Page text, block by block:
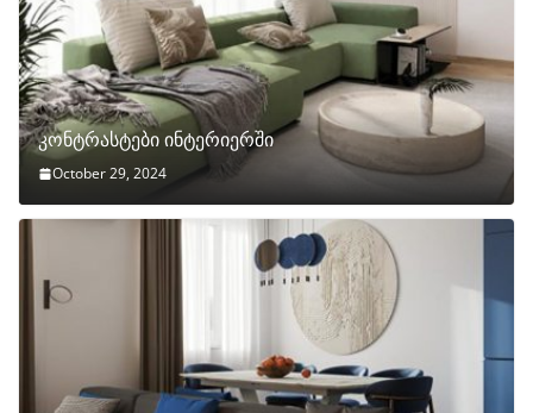
კონტრასტები ინტერიერში
October 29, 2024